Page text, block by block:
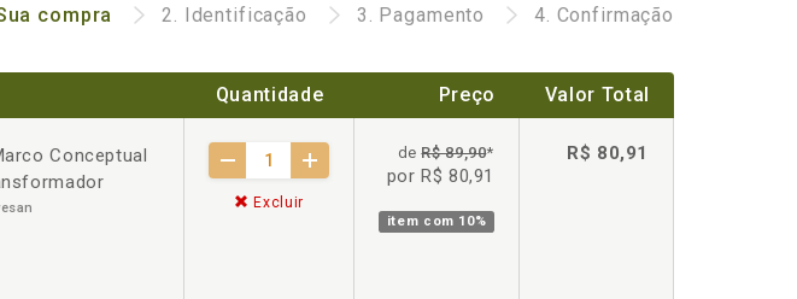
compra 2. Identificação 3. Pagamento 4. Confirmação
Quantidade Preço Valor Total
Conceptual
Excluir
deR$ 89,90*
por R$ 80,91
item com 10%
R$ 80,91